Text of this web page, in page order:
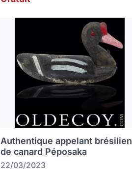
Authentique appelant brésilien
de canard Péposaka
22/03/2023